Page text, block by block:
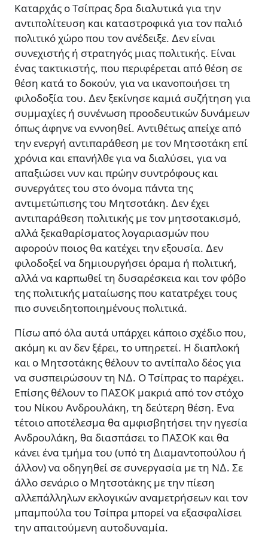
Καταρχάς ο Τσίπρας δρα διαλυτικά για την
αντιπολίτευση και καταστροφικά για τον παλιό
πολιτικό χώρο που τον ανέδειξε. ∆εν είναι
συνεχιστής ή στρατηγός µιας πολιτικής. Είναι
ένας τακτικιστής, που περιφέρεται από θέση σε
θέση κατά το δοκούν, για να ικανοποιήσει τη
φιλοδοξία του. ∆εν ξεκίνησε καµιά συζήτηση για
συµµαχίες ή συνένωση προοδευτικών δυνάµεων
όπως άφηνε να εννοηθεί. Αντιθέτως απείχε από
την ενεργή αντιπαράθεση µε τον Μητσοτάκη επί
χρόνια και επανήλθε για να διαλύσει, για να
απαξιώσει νυν και πρώην συντρόφους και
συνεργάτες του στο όνοµα πάντα της
αντιµετώπισης του Μητσοτάκη. ∆εν έχει
αντιπαράθεση πολιτικής µε τον µητσοτακισµό,
αλλά ξεκαθαρίσµατος λογαριασµών που
αφορούν ποιος θα κατέχει την εξουσία. ∆εν
φιλοδοξεί να δηµιουργήσει όραµα ή πολιτική,
αλλά να καρπωθεί τη δυσαρέσκεια και τον φόβο
της πολιτικής µαταίωσης που κατατρέχει τους
πιο συνειδητοποιηµένους πολιτικά.
Πίσω από όλα αυτά υπάρχει κάποιο σχέδιο που,
ακόµη κι αν δεν ξέρει, το υπηρετεί. Η διαπλοκή
και ο Μητσοτάκης θέλουν το αντίπαλο δέος για
να συσπειρώσουν τη Ν∆. Ο Τσίπρας το παρέχει.
Επίσης θέλουν το ΠΑΣΟΚ µακριά από τον στόχο
του Νίκου Ανδρουλάκη, τη δεύτερη θέση. Ενα
τέτοιο αποτέλεσµα θα αµφισβητήσει την ηγεσία
Ανδρουλάκη, θα διασπάσει το ΠΑΣΟΚ και θα
κάνει ένα τµήµα του (υπό τη ∆ιαµαντοπούλου ή
άλλον) να οδηγηθεί σε συνεργασία µε τη Ν∆. Σε
άλλο σενάριο ο Μητσοτάκης µε την πίεση
αλλεπάλληλων εκλογικών αναµετρήσεων και τον
µπαµπούλα του Τσίπρα µπορεί να εξασφαλίσει
την απαιτούµενη αυτοδυναµία.